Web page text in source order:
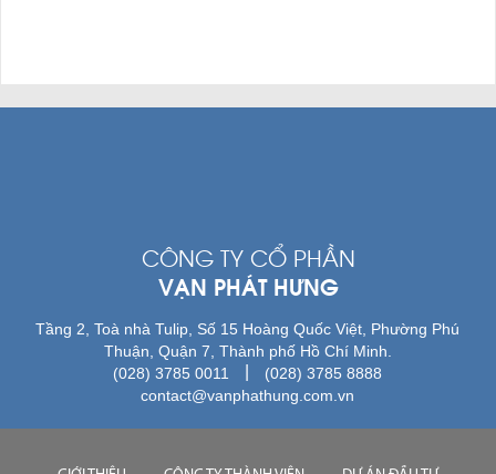
CÔNG TY CỔ PHẦN
VẠN PHÁT HƯNG
Tầng 2, Toà nhà Tulip, Số 15 Hoàng Quốc Việt, Phường Phú
Thuận, Quận 7, Thành phố Hồ Chí Minh.
(028) 3785 0011
(028) 3785 8888
contact@vanphathung.com.vn